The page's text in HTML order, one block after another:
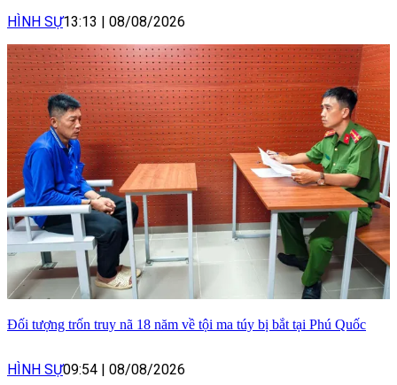
HÌNH SỰ13:13 | 08/08/2026
Đối tượng trốn truy nã 18 năm về tội ma túy bị bắt tại Phú Quốc
HÌNH SỰ09:54 | 08/08/2026